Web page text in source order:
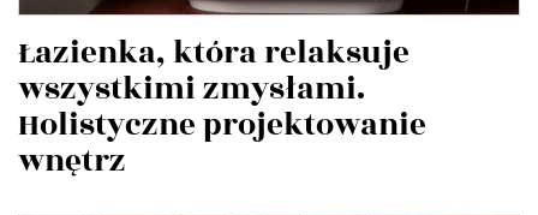
Łazienka, która relaksuje
wszystkimi zmysłami.
Holistyczne projektowanie
wnętrz